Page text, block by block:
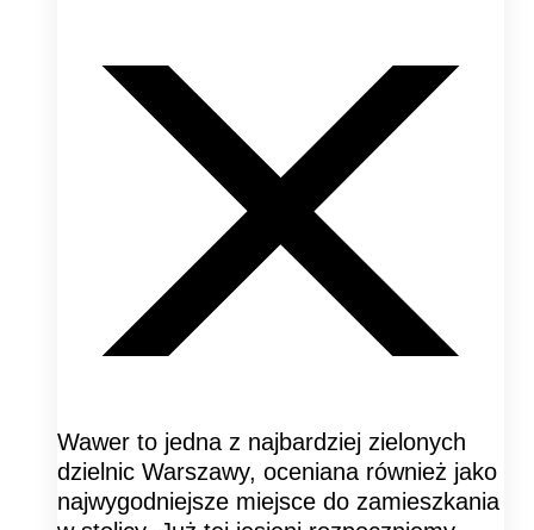
Wawer to jedna z najbardziej zielonych
dzielnic Warszawy, oceniana również jako
najwygodniejsze miejsce do zamieszkania